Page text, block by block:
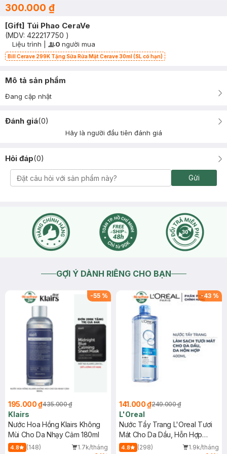
300.000 ₫
[Gift] Túi Phao CeraVe
(MDV: 422217750 )
Timer Gray Icon
Liệu trình User Product Icon
0 người mua
Bill Cerave 299K Tặng Sữa Rửa Mặt Cerave 30ml (SL có hạn)
Mô tả sản phẩm
Đang cập nhật
Đánh giá(0)
Hãy là người đầu tiên đánh giá
Hỏi đáp(0)
Gửi
GỢI Ý DÀNH RIÊNG CHO BẠN
-55 %
195.000 ₫435.000 ₫
Klairs
Nước Hoa Hồng Klairs Không
Mùi Cho Da Nhạy Cảm 180ml
4.8 (148)
1.7k/tháng
-43 %
141.000 ₫249.000 ₫
L'Oreal
Nước Tẩy Trang L'Oreal Tươi
Mát Cho Da Dầu, Hỗn Hợp
400ml
4.8 (298)
1.9k/tháng